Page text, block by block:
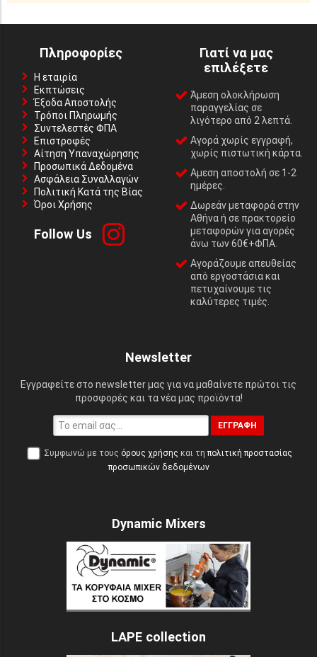
Πληροφορίες
Η εταιρία
Εκπτώσεις
Έξοδα Αποστολής
Τρόποι Πληρωμής
Συντελεστές ΦΠΑ
Επιστροφές
Αίτηση Υπαναχώρησης
Προσωπικά Δεδομένα
Ασφάλεια Συναλλαγών
Πολιτική Κατά της Βίας
Όροι Χρήσης
Follow Us
Γιατί να μας
επιλέξετε
Άμεση ολοκλήρωση
παραγγελίας σε
λιγότερο από 2 λεπτά.
Αγορά χωρίς εγγραφή,
χωρίς πιστωτική κάρτα.
Αμεση αποστολή σε 1-2
ημέρες.
Δωρεάν μεταφορά στην
Αθήνα ή σε πρακτορείο
μεταφορών για αγορές
άνω των 60€+ΦΠΑ.
Αγοράζουμε απευθείας
από εργοστάσια και
πετυχαίνουμε τις
καλύτερες τιμές.
Newsletter
Εγγραφείτε στο newsletter μας για να μαθαίνετε πρώτοι τις
προσφορές και τα νέα μας προϊόντα!
ΕΓΓΡΑΦΉ
Συμφωνώ με τους όρους χρήσης και τη πολιτική προστασίας
προσωπικών δεδομένων
Dynamic Mixers
LAPE collection